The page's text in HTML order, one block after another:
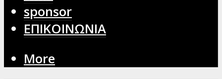
sponsor
ΕΠΙΚΟΙΝΩΝΙΑ
More